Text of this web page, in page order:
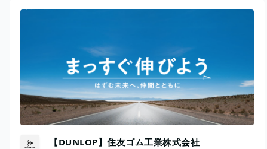
【DUNLOP】住友ゴム工業株式会社